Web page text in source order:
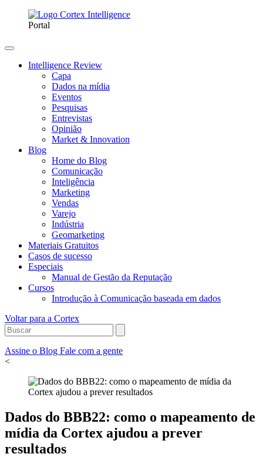
Portal
Intelligence Review
Capa
Dados na mídia
Eventos
Pesquisas
Entrevistas
Opinião
Market & Innovation
Blog
Home do Blog
Comunicação
Inteligência
Marketing
Vendas
Varejo
Indústria
Geomarketing
Materiais Gratuitos
Casos de sucesso
Especiais
Manual de Gestão da Reputação
Cursos
Introdução à Comunicação baseada em dados
Voltar para a Cortex
Assine o Blog Fale com a gente
<
Dados do BBB22: como o mapeamento de
mídia da Cortex ajudou a prever
resultados